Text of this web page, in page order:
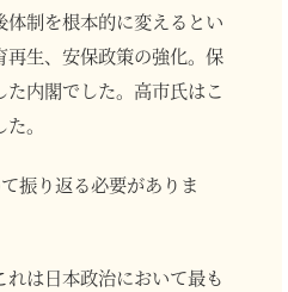
体制を根本的に変えるとい
再生、安保政策の強化。保
内閣でした。高市氏はこ
。
振り返る必要がありま
は日本政治において最も